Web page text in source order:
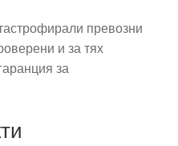
превозни
и за тях
за